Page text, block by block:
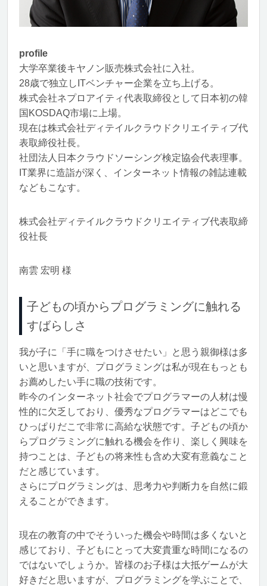
profile
大学卒業後キヤノン販売株式会社に入社。
28歳で独立しITベンチャー企業を立ち上げる。
株式会社ネプロアイティ代表取締役として日本初の韓
国KOSDAQ市場に上場。
現在は株式会社ディテイルクラウドクリエイティブ代
表取締役社長。
社団法人日本クラウドソーシング検定協会代表理事。
IT業界に造詣が深く、インターネット情報の雑誌連載
などもこなす。
株式会社ディテイルクラウドクリエイティブ代表取締
役社長
南雲 宏明 様
子どもの頃からプログラミングに触れる
すばらしさ
我が子に「手に職をつけさせたい」と思う親御様は多
いと思いますが、プログラミングは私が現在もっとも
お薦めしたい手に職の技術です。
昨今のインターネット社会でプログラマーの人材は慢
性的に欠乏しており、優秀なプログラマーはどこでも
ひっぱりだこで非常に高給な状態です。子どもの頃か
らプログラミングに触れる機会を作り、楽しく興味を
持つことは、子どもの将来性も含め大変有意義なこと
だと感じています。
さらにプログラミングは、思考力や判断力を自然に鍛
えることができます。
現在の教育の中でそういった機会や時間は多くないと
感じており、子どもにとって大変貴重な時間になるの
ではないでしょうか。皆様のお子様は大抵ゲームが大
好きだと思いますが、プログラミングを学ぶことで、